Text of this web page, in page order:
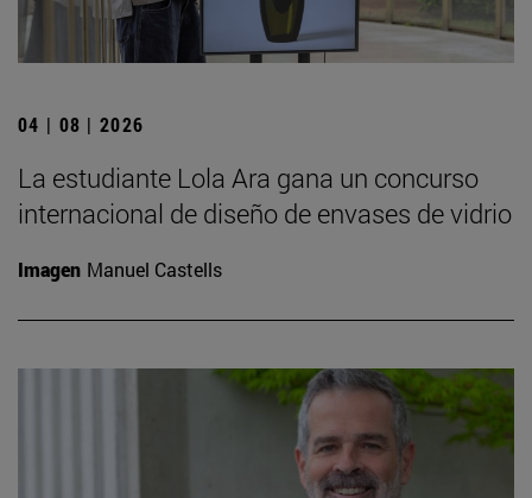
04 | 08 | 2026
La estudiante Lola Ara gana un concurso
internacional de diseño de envases de vidrio
Imagen Manuel Castells